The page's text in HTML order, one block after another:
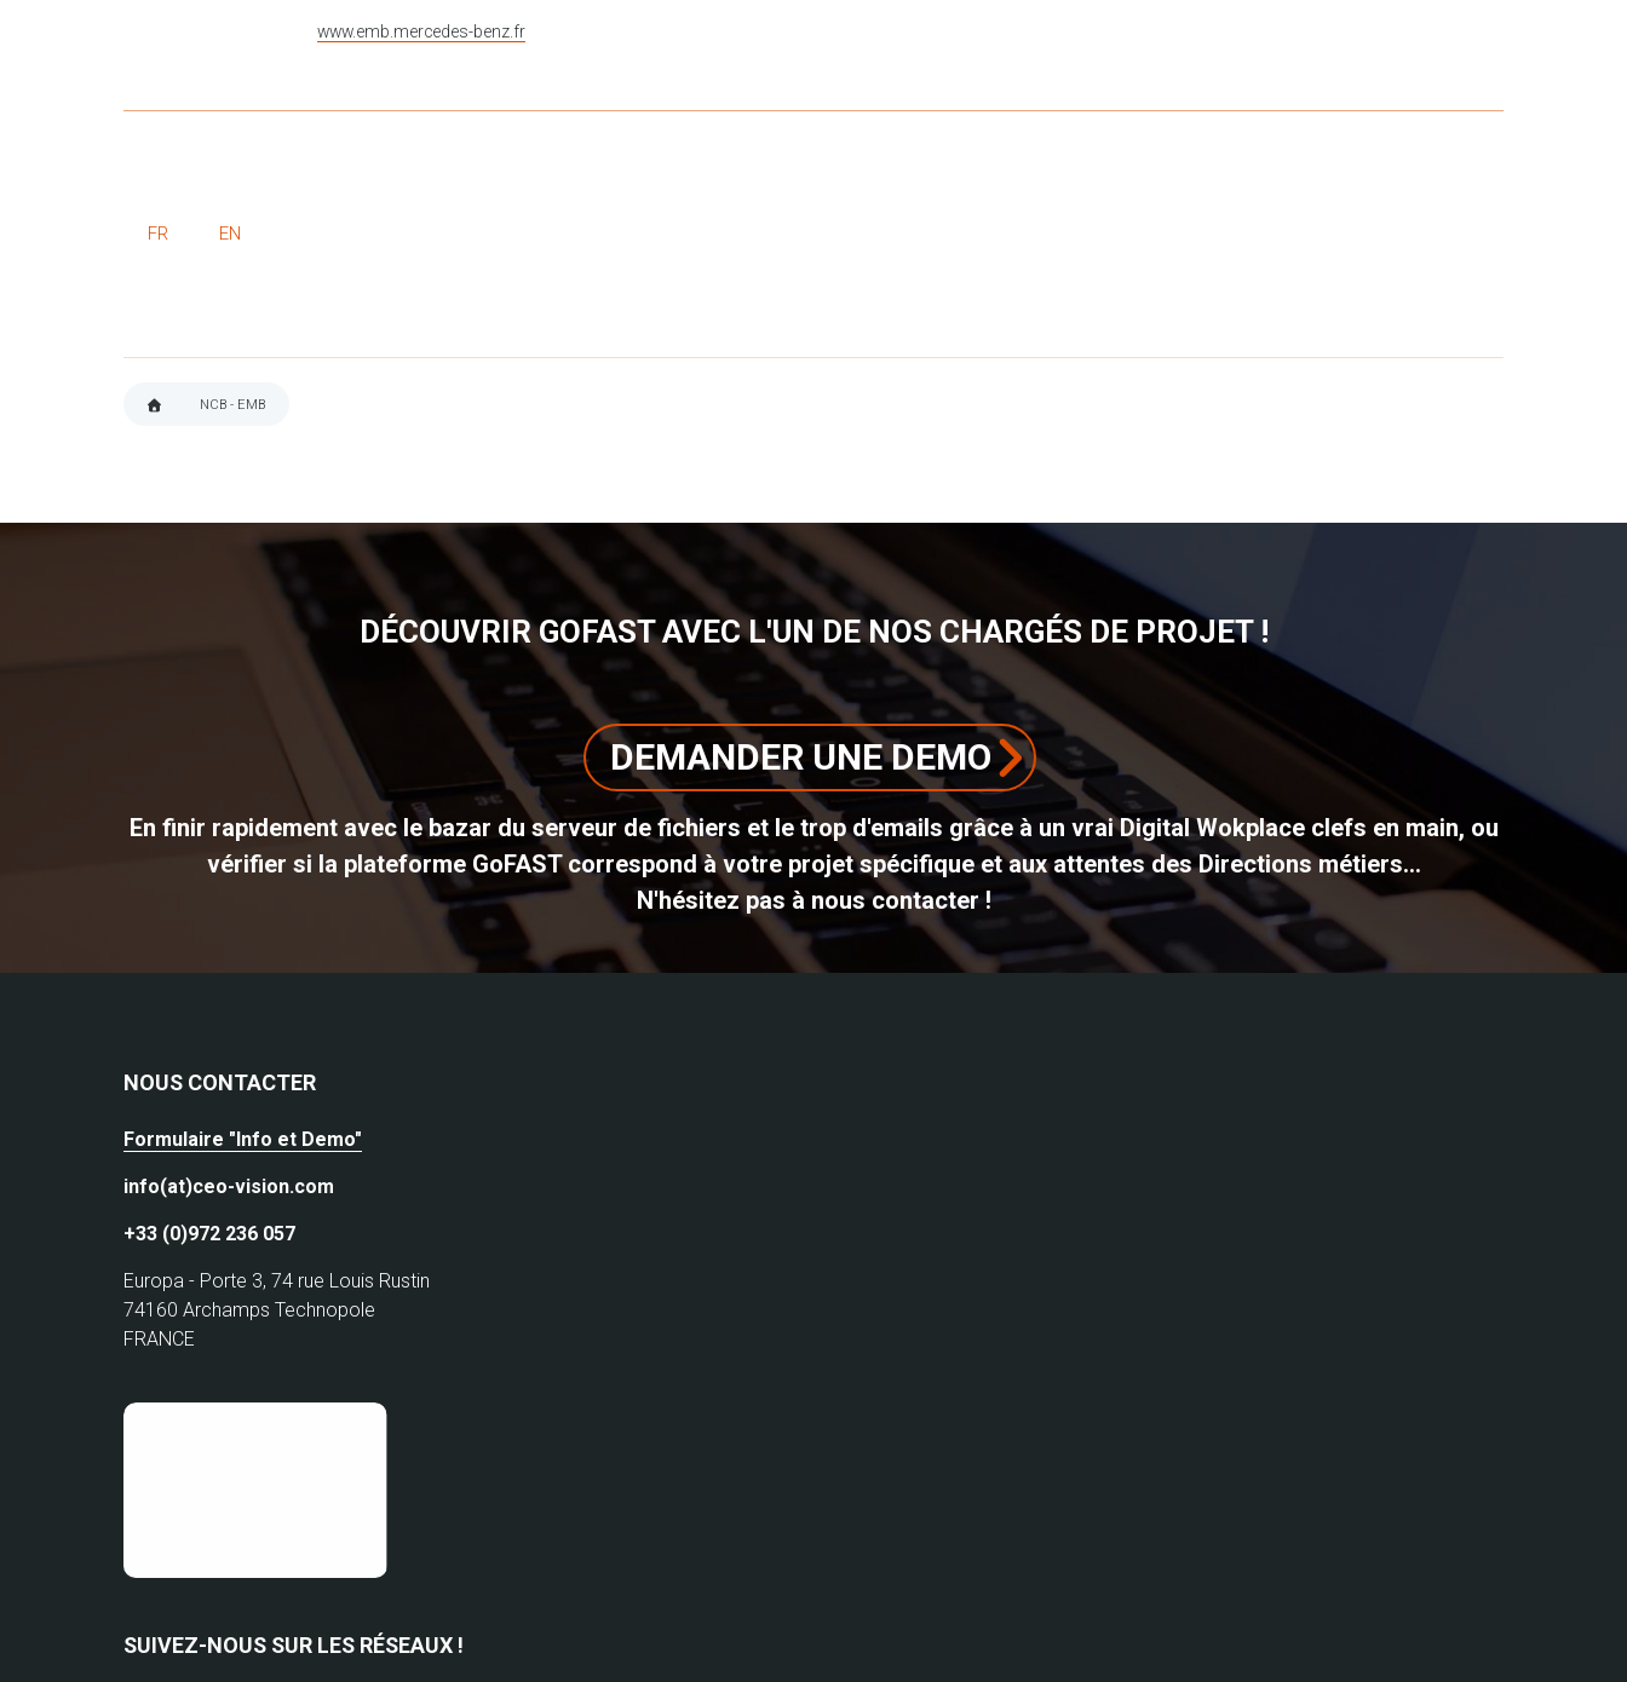
www.emb.mercedes-benz.fr
FR EN
NCB - EMB
DÉCOUVRIR GOFAST AVEC L'UN DE NOS CHARGÉS DE PROJET !
DEMANDER UNE DEMO
En finir rapidement avec le bazar du serveur de fichiers et le trop d'emails grâce à un vrai Digital Wokplace clefs en main, ou
vérifier si la plateforme GoFAST correspond à votre projet spécifique et aux attentes des Directions métiers...
N'hésitez pas à nous contacter !
NOUS CONTACTER
Formulaire "Info et Demo"
info(at)ceo-vision.com
+33 (0)972 236 057
Europa - Porte 3, 74 rue Louis Rustin
74160 Archamps Technopole
FRANCE
SUIVEZ-NOUS SUR LES RÉSEAUX !